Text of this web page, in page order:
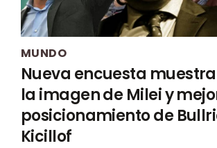
MUNDO
Nueva encuesta
la imagen de Milei y
posicionamiento de
Kicillof